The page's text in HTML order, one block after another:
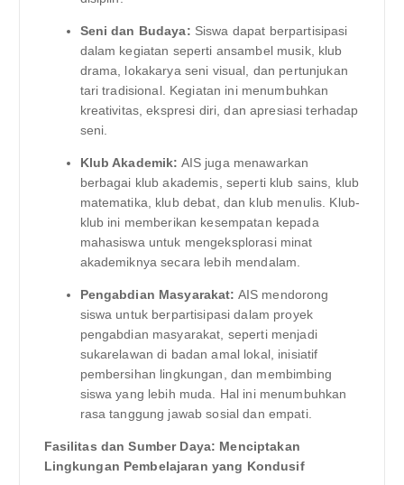
Seni dan Budaya: Siswa dapat berpartisipasi
dalam kegiatan seperti ansambel musik, klub
drama, lokakarya seni visual, dan pertunjukan
tari tradisional. Kegiatan ini menumbuhkan
kreativitas, ekspresi diri, dan apresiasi terhadap
seni.
Klub Akademik: AIS juga menawarkan
berbagai klub akademis, seperti klub sains, klub
matematika, klub debat, dan klub menulis. Klub-
klub ini memberikan kesempatan kepada
mahasiswa untuk mengeksplorasi minat
akademiknya secara lebih mendalam.
Pengabdian Masyarakat: AIS mendorong
siswa untuk berpartisipasi dalam proyek
pengabdian masyarakat, seperti menjadi
sukarelawan di badan amal lokal, inisiatif
pembersihan lingkungan, dan membimbing
siswa yang lebih muda. Hal ini menumbuhkan
rasa tanggung jawab sosial dan empati.
Fasilitas dan Sumber Daya: Menciptakan
Lingkungan Pembelajaran yang Kondusif